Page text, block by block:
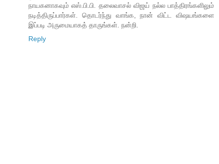
நாயகனாகவும் எஸ்.பி.பி. தலைவாசல் விஜய் நல்ல பாத்திரங்களிலும்
நடித்திருப்பார்கள். தொடர்ந்து வாங்க, நான் விட்ட விஷயங்களை
இப்படி அருமையாகத் தாருங்கள். நன்றி.
Reply